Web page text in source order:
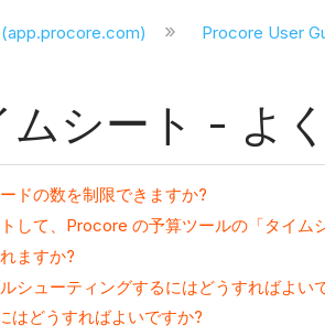
たむ Procore User
シート - よ
ドの数を制限できますか?
して、Procore の予算ツールの「タイム
ますか?
シューティングするにはどうすればよい
はどうすればよいですか?